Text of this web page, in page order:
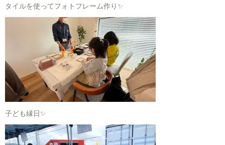
タイルを使ってフォトフレーム作り✨
子ども縁日✨